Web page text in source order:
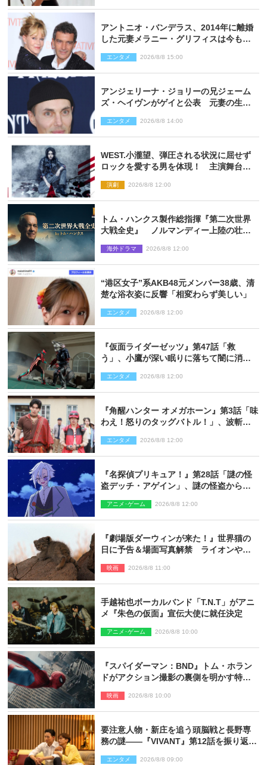
アントニオ・バンデラス、2014年に離婚
した元妻メラニー・グリフィスは今も
エンタメ 2026/8/8 15:00
アンジェリーナ・ジョリーの兄ジェーム
ズ・ヘイヴンがゲイと公表 元妻の生配
エンタメ 2026/8/8 14:00
WEST.小瀧望、弾圧される状況に屈せず
ロックを愛する男を体現！ 主演舞台
演劇 2026/8/8 12:00
トム・ハンクス製作総指揮『第二次世界
大戦全史』 ノルマンディー上陸の壮絶
海外ドラマ 2026/8/8 12:00
“港区女子”系AKB48元メンバー38歳、清
楚な浴衣姿に反響「相変わらず美しい」
エンタメ 2026/8/8 12:00
『仮面ライダーゼッツ』第47話「救
う」、小鷹が深い眠りに落ちて闇に消え
エンタメ 2026/8/8 12:00
『角醒ハンター オメガホーン』第3話「味
わえ！怒りのタッグバトル！」、波斬の
エンタメ 2026/8/8 12:00
『名探偵プリキュア！』第28話「謎の怪
盗デッチ・アゲイン」、謎の怪盗から不
アニメ･ゲーム 2026/8/8 12:00
『劇場版ダーウィンが来た！』世界猫の
日に予告＆場面写真解禁 ライオンやマ
映画 2026/8/8 11:00
手越祐也ボーカルバンド「T.N.T」がアニ
メ『朱色の仮面』宣伝大使に就任決定
アニメ･ゲーム 2026/8/8 10:00
『スパイダーマン：BND』トム・ホラン
ドがアクション撮影の裏側を明かす特別
映画 2026/8/8 10:00
要注意人物・新庄を追う頭脳戦と長野専
務の謎――『VIVANT』第12話を振り返
エンタメ 2026/8/8 09:00